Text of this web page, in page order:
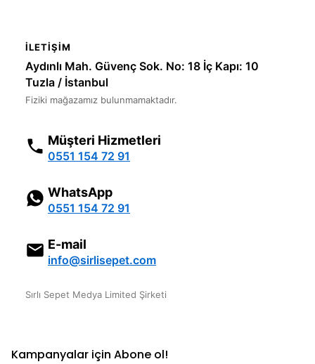
İLETIŞIM
Aydınlı Mah. Güvenç Sok. No: 18 İç Kapı: 10
Tuzla / İstanbul
Fiziki mağazamız bulunmamaktadır.
Müşteri Hizmetleri
0551 154 72 91
WhatsApp
0551 154 72 91
E-mail
info@sirlisepet.com
Sırlı Sepet Medya Limited Şirketi
Kampanyalar için Abone ol!